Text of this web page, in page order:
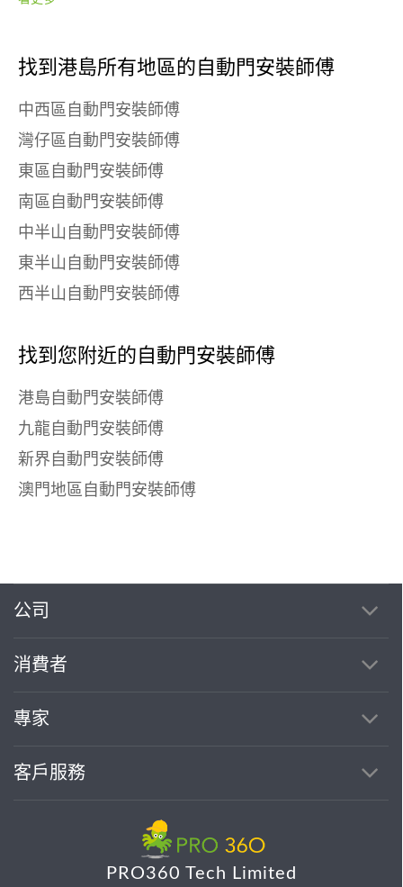
找到港島所有地區的自動門安裝師傅
中西區自動門安裝師傅
灣仔區自動門安裝師傅
東區自動門安裝師傅
南區自動門安裝師傅
中半山自動門安裝師傅
東半山自動門安裝師傅
西半山自動門安裝師傅
找到您附近的自動門安裝師傅
港島自動門安裝師傅
九龍自動門安裝師傅
新界自動門安裝師傅
澳門地區自動門安裝師傅
公司
消費者
專家
客戶服務
PRO360 Tech Limited